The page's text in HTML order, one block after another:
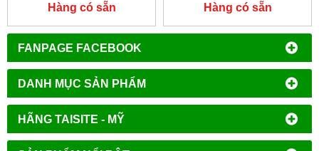
FANPAGE FACEBOOK
DANH MỤC SẢN PHẨM
HÃNG TAISITE - MỸ
ĐỘ RƯỢU
MODEL:MASTER-KMW
Hàng có sẵn
RƯỢU MODEL:MASTER-
GOE
Hàng có sẵn